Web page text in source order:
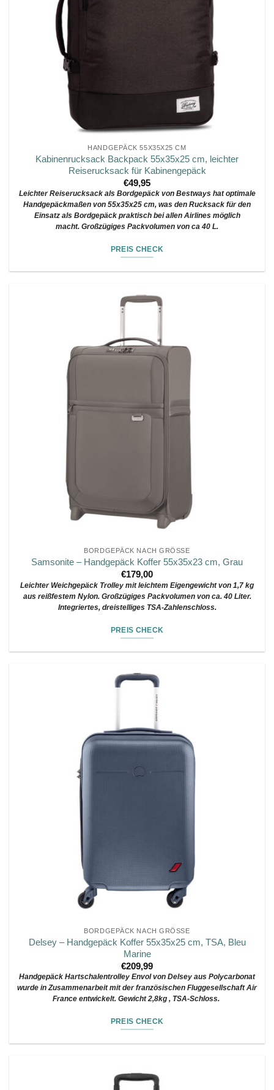
HANDGEPÄCK 55X35X25 CM
Kabinenrucksack Backpack 55x35x25 cm, leichter
Reiserucksack für Kabinengepäck
€49,95
Leichter Reiserucksack als Bordgepäck von Bestways hat optimale
Handgepäckmaßen von 55x35x25 cm, was den Rucksack für den
Einsatz als Bordgepäck praktisch bei allen Airlines möglich
macht. Großzügiges Packvolumen von ca 40 L.
PREIS CHECK
BORDGEPÄCK NACH GRÖSSE
Samsonite – Handgepäck Koffer 55x35x23 cm, Grau
€179,00
Leichter Weichgepäck Trolley mit leichtem Eigengewicht von 1,7 kg
aus reißfestem Nylon. Großzügiges Packvolumen von ca. 40 Liter.
Integriertes, dreistelliges TSA-Zahlenschloss.
PREIS CHECK
BORDGEPÄCK NACH GRÖSSE
Delsey – Handgepäck Koffer 55x35x25 cm, TSA, Bleu
Marine
€209,99
Handgepäck Hartschalentrolley Envol von Delsey aus Polycarbonat
wurde in Zusammenarbeit mit der französischen Fluggesellschaft Air
France entwickelt. Gewicht 2,8kg , TSA-Schloss.
PREIS CHECK